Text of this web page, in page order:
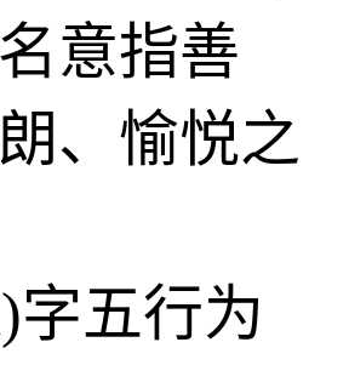
意指善
、愉悦之
字五行为